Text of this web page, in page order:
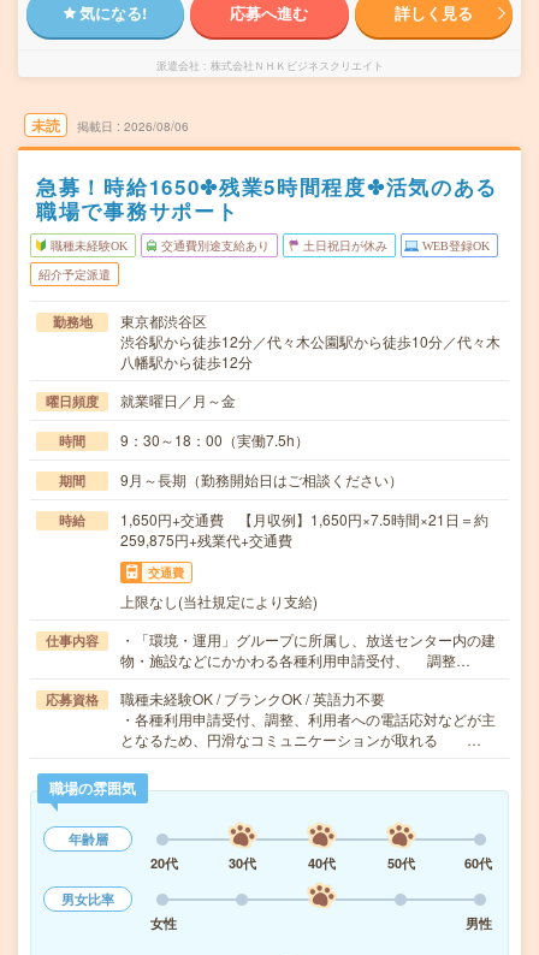
気になる! 応募へ進む 詳しく見る
派遣会社 株式会社ＮＨＫビジネスクリエイト
未読 掲載日 2026/08/06
急募！時給1650✤残業5時間程度✤活気のある
職場で事務サポート
職種未経験OK 交通費別途支給あり 土日祝日が休み WEB登録OK
紹介予定派遣
勤務地
東京都渋谷区
渋谷駅から徒歩12分／代々木公園駅から徒歩10分／代々木
八幡駅から徒歩12分
曜日頻度 就業曜日／月～金
時間 9：30～18：00（実働7.5h）
期間 9月～長期（勤務開始日はご相談ください）
時給
1,650円+交通費 【月収例】1,650円×7.5時間×21日＝約
259,875円+残業代+交通費
交通費
上限なし(当社規定により支給)
仕事内容
・「環境・運用」グループに所属し、放送センター内の建
物・施設などにかかわる各種利用申請受付、 調整…
応募資格
職種未経験OK / ブランクOK / 英語力不要
・各種利用申請受付、調整、利用者への電話応対などが主
となるため、円滑なコミュニケーションが取れる …
職場の雰囲気
年齢層
20代
30代 40代 50代
60代
男女比率
女性
男性